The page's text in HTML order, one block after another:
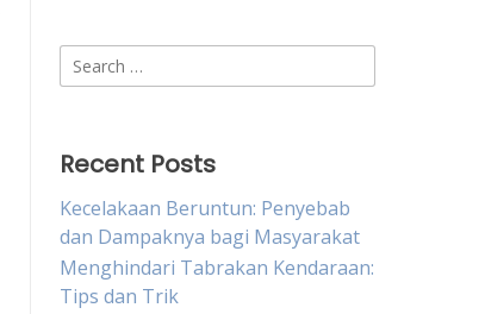
Search
for:
Recent Posts
Kecelakaan Beruntun: Penyebab
dan Dampaknya bagi Masyarakat
Menghindari Tabrakan Kendaraan:
Tips dan Trik